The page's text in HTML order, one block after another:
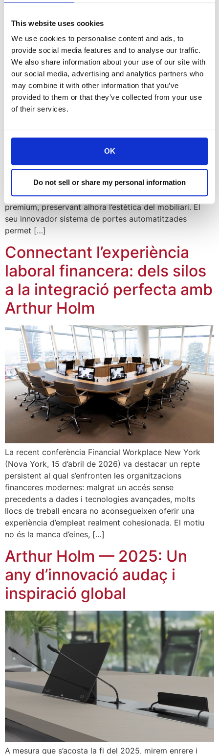
This website uses cookies
We use cookies to personalise content and ads, to
provide social media features and to analyse our traffic.
We also share information about your use of our site with
our social media, advertising and analytics partners who
may combine it with other information that you’ve
provided to them or that they’ve collected from your use
of their services.
OK
Do not sell or share my personal information
Estem orgullosos d’anunciar que el DB3 d’Arthur Holm
als Premis Mix 2026. El DB3 és un monitor retràctil
motoritzat avançat dissenyat per integrar-se
perfectament en espais de reunions i conferències
premium, preservant alhora l’estètica del mobiliari. El
seu innovador sistema de portes automatitzades
permet […]
Connectant l’experiència
laboral financera: dels silos
a la integració perfecta amb
Arthur Holm
La recent conferència Financial Workplace New York
(Nova York, 15 d’abril de 2026) va destacar un repte
persistent al qual s’enfronten les organitzacions
financeres modernes: malgrat un accés sense
precedents a dades i tecnologies avançades, molts
llocs de treball encara no aconsegueixen oferir una
experiència d’empleat realment cohesionada. El motiu
no és la manca d’eines, […]
Arthur Holm — 2025: Un
any d’innovació audaç i
inspiració global
A mesura que s’acosta la fi del 2025, mirem enrere i